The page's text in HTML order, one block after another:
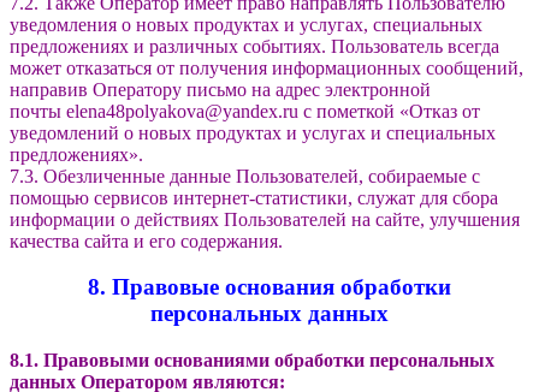
уведомления о новых продуктах и услугах, специальных
предложениях и различных событиях. Пользователь всегда
может отказаться от получения информационных сообщений,
направив Оператору письмо на адрес электронной
почты elena48polyakova@yandex.ru с пометкой «Отказ от
уведомлений о новых продуктах и услугах и специальных
предложениях».
7.3. Обезличенные данные Пользователей, собираемые с
помощью сервисов интернет-статистики, служат для сбора
информации о действиях Пользователей на сайте, улучшения
качества сайта и его содержания.
8. Правовые основания обработки
персональных данных
8.1. Правовыми основаниями обработки персональных
данных Оператором являются: